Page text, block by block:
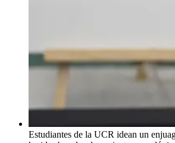
Estudiantes de la UCR idean un